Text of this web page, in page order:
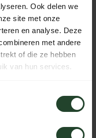
Ook delen we
site met onze
en analyse. Deze
met andere
of die ze hebben
van hun services.